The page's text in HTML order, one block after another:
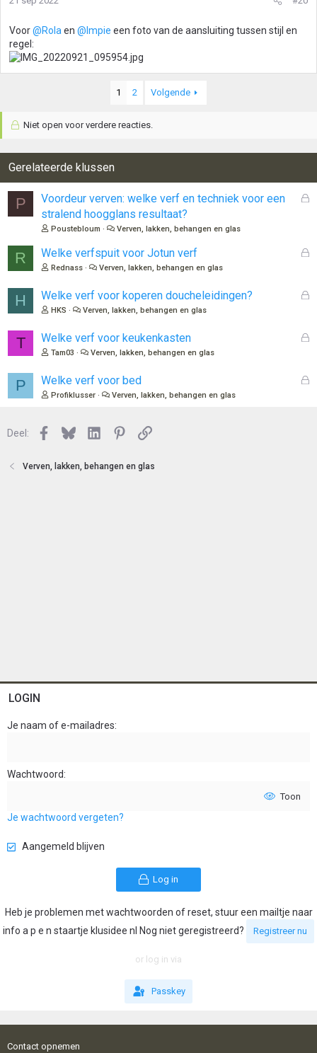
Voor@Rola en @Impie een foto van de aansluiting tussen stijl en
regel:
1 2 Volgende
Niet open voor verdere reacties.
Gerelateerde klussen
P
G
o
Voordeur verven: welke verf en techniek voor een
stralend hoogglans resultaat?
Poustebloum Verven, lakken, behangen en glas
R
G
n
Welke verfspuit voor Jotun verf
Rednass Verven, lakken, behangen en glas
H
G
n
Welke verf voor koperen doucheleidingen?
HKS Verven, lakken, behangen en glas
T
G
Welke verf voor keukenkasten
Tam03 Verven, lakken, behangen en glas
P
G
Welke verf voor bed
Profiklusser Verven, lakken, behangen en glas
Deel: Facebook
BlueskyLinkedInPinterest
Link
Verven, lakken, behangen en glas
LOGIN
Je naam of e-mailadres
Wachtwoord
Toon
Je wachtwoord vergeten?
Aangemeld blijven
Log in
Heb je problemen met wachtwoorden of reset, stuur een mailtje naar
info a p e n staartje klusidee nl Nog niet geregistreerd?
Registreer nu
or log in via
Passkey
Contact opnemen